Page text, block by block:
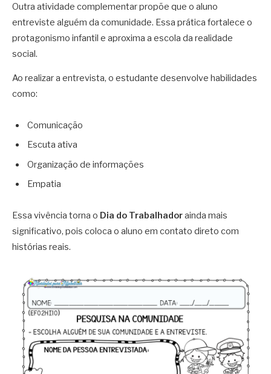
Outra atividade complementar propõe que o aluno
entreviste alguém da comunidade. Essa prática fortalece o
protagonismo infantil e aproxima a escola da realidade
social.
Ao realizar a entrevista, o estudante desenvolve habilidades
como:
Comunicação
Escuta ativa
Organização de informações
Empatia
Essa vivência torna o Dia do Trabalhadorainda mais
significativo, pois coloca o aluno em contato direto com
histórias reais.